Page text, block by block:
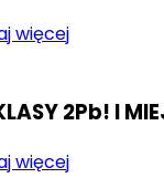
więcej
2Pb! I
więcej